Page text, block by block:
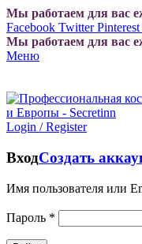
Мы работаем для вас
Facebook Twitter Pinterest
Мы работаем для вас
Меню
Login / Register
ВходСоздать
Имя пользователя или
Пароль *